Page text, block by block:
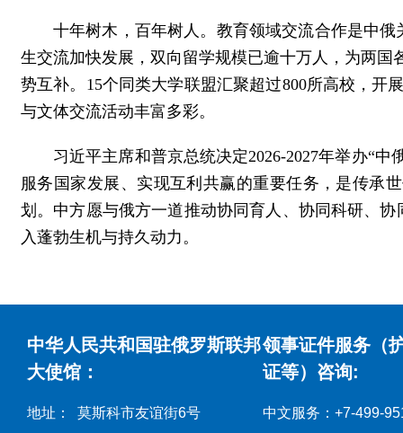
十年树木，百年树人。教育领域交流合作是中
生交流加快发展，双向留学规模已逾十万人，为两
势互补。15个同类大学联盟汇聚超过800所高校，开
与文体交流活动丰富多彩。
习近平主席和普京总统决定2026-2027年举办“
服务国家发展、实现互利共赢的重要任务，是传承
划。中方愿与俄方一道推动协同育人、协同科研、
入蓬勃生机与持久动力。
中华人民共和国驻俄罗斯联邦
大使馆：
地址： 莫斯科市友谊街6号
领事证件服务（
证等）咨询:
中文服务：+7-499-